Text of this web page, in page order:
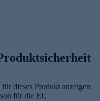
dieses Produkt anzeigen
für die EU